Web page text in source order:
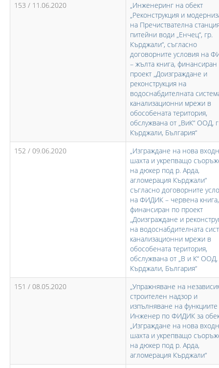
153 / 11.06.2020
„Инженеринг на обект
„Реконструкция и
на Пречиствателна
питейни води „Енчец“, гр.
Кърджали“, съгласно
договорните условия на
– жълта книга, финансиран
проект „Доизграждане и
реконструкция на
водоснабдителната
канализационни мрежи в
обособената територия,
обслужвана от „ВиК“ ООД,
Кърджали, България“
152 / 09.06.2020
„Изграждане на нова
шахта и укрепващо
на дюкер под р. Арда,
агломерация Кърджали“
съгласно договорните
на ФИДИК – червена книга,
финансиран по проект
„Доизграждане и
на водоснабдителната
канализационни мрежи в
обособената територия,
обслужвана от „В и К“ ООД,
Кърджали, България“
151 / 08.05.2020
„Упражняване на
строителен надзор и
изпълняване на
Инженер по ФИДИК за
„Изграждане на нова
шахта и укрепващо
на дюкер под р. Арда,
агломерация Кърджали“